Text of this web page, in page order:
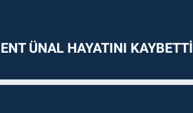
ÜNAL HAYATINI KAYBETTİ